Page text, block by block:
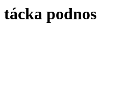
tácka podnos